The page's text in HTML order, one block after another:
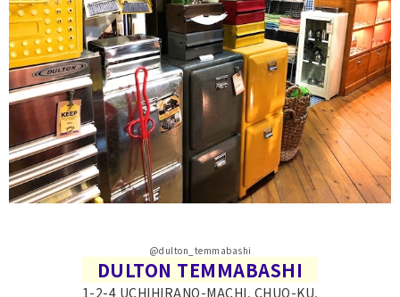
@dulton_temmabashi
DULTON TEMMABASHI
1-2-4 UCHIHIRANO-MACHI, CHUO-KU,